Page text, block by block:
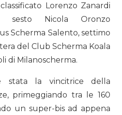
Lorenzo Zanardi
sesto Nicola Oronzo
Scherma Salento, settimo
del Club Scherma Koala
di Milanoscherma.
stata la vincitrice della
primeggiando tra le 160
un super-bis ad appena